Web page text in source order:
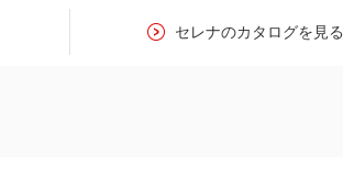
セレナのカタログを見る